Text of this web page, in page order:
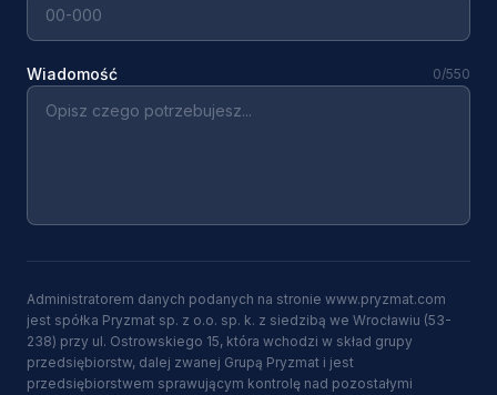
Wiadomość 0/550
Administratorem danych podanych na stronie www.pryzmat.com
jest spółka Pryzmat sp. z o.o. sp. k. z siedzibą we Wrocławiu (53-
238) przy ul. Ostrowskiego 15, która wchodzi w skład grupy
przedsiębiorstw, dalej zwanej Grupą Pryzmat i jest
przedsiębiorstwem sprawującym kontrolę nad pozostałymi